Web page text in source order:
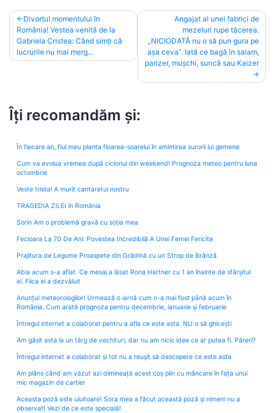
Post
navigation
Divorțul momentului în
România! Vestea venită de la
Gabriela Cristea: Când simți că
lucrurile nu mai merg…
Angajat al unei fabrici de
mezeluri rupe tăcerea.
„NICIODATĂ nu o să pun gura pe
așa ceva”. Iată ce bagă în salam,
parizer, mușchi, suncă sau Kaizer
Îți recomandăm și:
În fiecare an, fiul meu planta floarea-soarelui în amintirea surorii lui gemene
Cum va evolua vremea după ciclonul din weekend! Prognoza meteo pentru luna
octombrie
Veste trista! A murit cantaretul nostru
TRAGEDIA ZILEI în România
Sorin Am o problemă gravă cu soția mea
Fecioara La 70 De Ani: Povestea Incredibilă A Unei Femei Fericite
Prajitura de Legume Proaspete din Grădină cu un Strop de Brânză
Abia acum s-a aflat. Ce mesaj a lăsat Rona Hartner cu 1 an înainte de sfârșitul
ei. Fiica ei a dezvăluit
Anunțul meteorologilor! Urmează o iarnă cum n-a mai fost până acum în
România. Cum arată prognoza pentru decembrie, ianuarie și februarie
Întregul internet a colaborat pentru a afla ce este asta. NU o să ghicești
Am găsit asta la un târg de vechituri, dar nu am nicio idee ce ar putea fi. Păreri?
Întregul internet a colaborat și tot nu a reușit să descopere ce este asta
Am plâns când am văzut azi dimineață acest coș plin cu mâncare în fața unui
mic magazin de cartier
Aceasta poză este uluitoare! Sora mea a făcut această poză și nimeni nu a
observat! Vezi de ce este specială!